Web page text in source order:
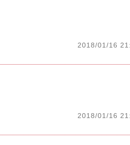
2018/01/16
2018/01/16